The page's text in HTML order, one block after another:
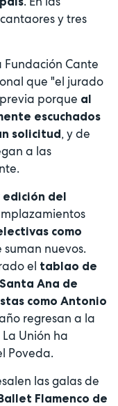
y tres
Cante
que "el jurado
porque al
escuchados
solicitud, y de
a las
edición del
como
suman nuevos.
el tablao de
Ana de
como Antonio
regresan a la
Unión ha
Poveda.
las galas de
Flamenco de